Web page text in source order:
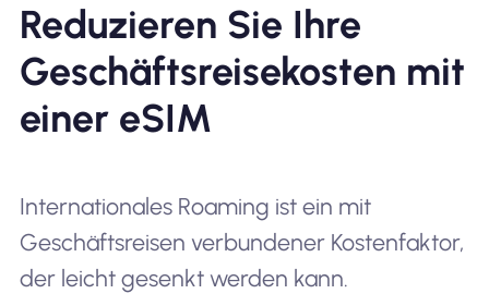
Reduzieren Sie Ihre
Geschäftsreisekosten mit
einer eSIM
Internationales Roaming ist ein mit
Geschäftsreisen verbundener Kostenfaktor,
der leicht gesenkt werden kann.